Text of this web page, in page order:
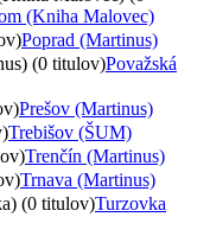
(Kniha Malovec)
Poprad (Martinus)
(0 titulov)Považská
Prešov (Martinus)
Trebišov (ŠUM)
Trenčín (Martinus)
Trnava (Martinus)
(0 titulov)Turzovka